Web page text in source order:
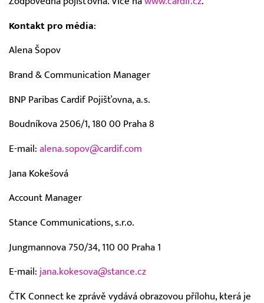
Kontakt pro média:
Alena Šopov
Brand & Communication Manager
BNP Paribas Cardif Pojišťovna, a.s.
Boudníkova 2506/1, 180 00 Praha 8
E-mail: alena.sopov@cardif.com
Jana Kokešová
Account Manager
Stance Communications, s.r.o.
Jungmannova 750/34, 110 00 Praha 1
E-mail: jana.kokesova@stance.cz
ČTK Connect ke zprávě vydává obrazovou přílohu, která je